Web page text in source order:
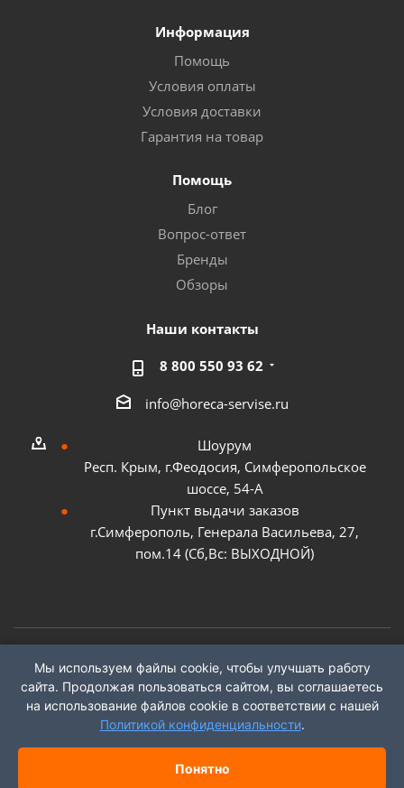
Информация
Помощь
Условия оплаты
Условия доставки
Гарантия на товар
Помощь
Блог
Вопрос-ответ
Бренды
Обзоры
Наши контакты
8 800 550 93 62
info@horeca-servise.ru
Шоурум
Респ. Крым, г.Феодосия, Симферопольское
шоссе, 54-А
Пункт выдачи заказов
г.Симферополь, Генерала Васильева, 27,
пом.14 (Сб,Вс: ВЫХОДНОЙ)
2026 ©ГК "ХоРеКа Сервис"
Мы используем файлы cookie, чтобы улучшать работу
сайта. Продолжая пользоваться сайтом, вы соглашаетесь
на использование файлов cookie в соответствии с нашей
Политикой конфиденциальности.
Понятно